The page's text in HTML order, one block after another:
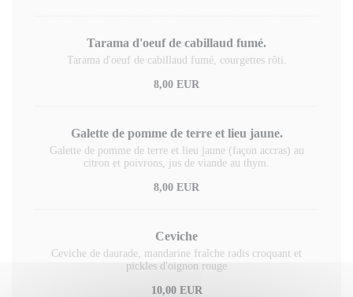
Tarama d'oeuf de cabillaud fumé.
Tarama d'oeuf de cabillaud fumé, courgettes rôti.
8,00 EUR
Galette de pomme de terre et lieu jaune.
Galette de pomme de terre et lieu jaune (façon accras) au
citron et poivrons, jus de viande au thym.
8,00 EUR
Ceviche
Ceviche de daurade, mandarine fraîche radis croquant et
pickles d'oignon rouge
10,00 EUR